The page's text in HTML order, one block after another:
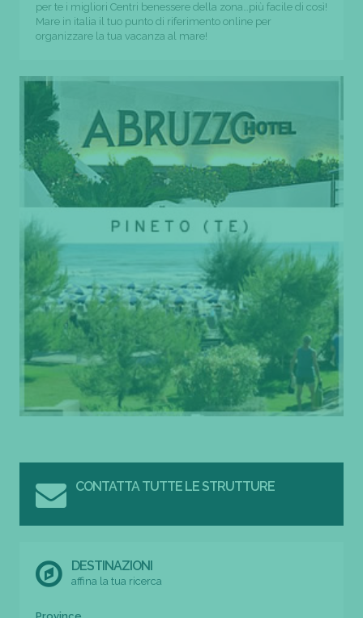
per te i migliori Centri benessere della zona…più facile di così!
Mare in italia il tuo punto di riferimento online per
organizzare la tua vacanza al mare!
CONTATTA TUTTE LE STRUTTURE
DESTINAZIONI
affina la tua ricerca